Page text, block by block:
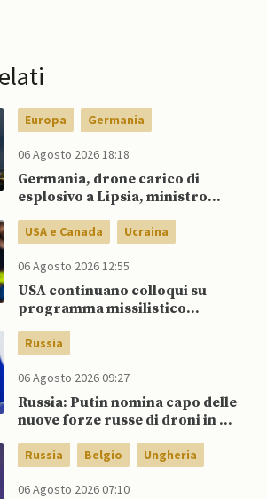
Europa Germania
06 Agosto 2026 18:18
Germania, drone carico di
esplosivo a Lipsia, ministro
dietro un attore statale”
USA e Canada Ucraina
06 Agosto 2026 12:55
USA continuano colloqui su
programma missilistico
dubbi di Trump, affermano
Russia
06 Agosto 2026 09:27
Russia: Putin nomina capo delle
nuove forze russe di droni in un
Russia Belgio Ungheria
06 Agosto 2026 07:10